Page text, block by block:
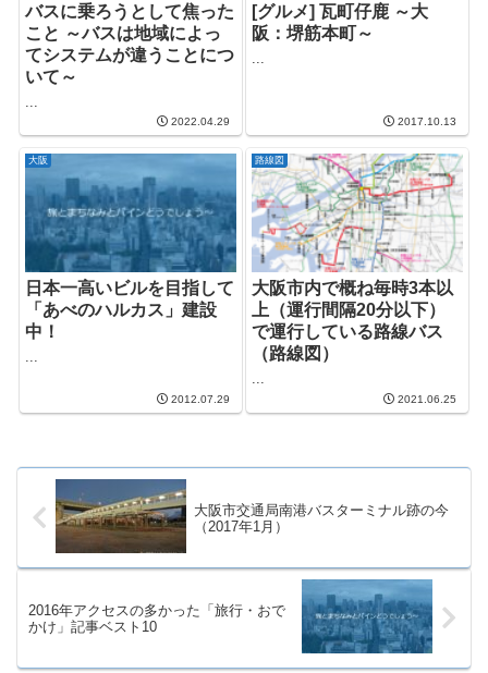
バスに乗ろうとして焦った
こと ～バスは地域によっ
てシステムが違うことにつ
いて～
2022.04.29
[グルメ] 瓦町仔鹿 ～大
阪：堺筋本町～
2017.10.13
大阪
日本一高いビルを目指して
「あべのハルカス」建設
中！
...
2012.07.29
路線図
大阪市内で概ね毎時3本以
上（運行間隔20分以下）
で運行している路線バス
（路線図）
...
2021.06.25
大阪市交通局南港バスターミナル跡の今
（2017年1月）
2016年アクセスの多かった「旅行・おで
かけ」記事ベスト10